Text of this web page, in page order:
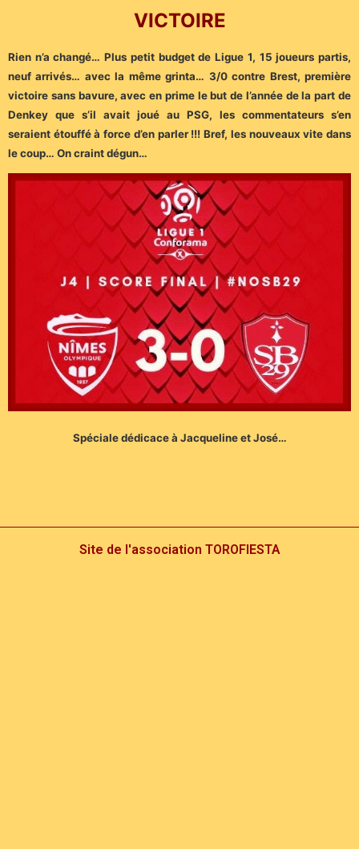
VICTOIRE
Rien n’a changé… Plus petit budget de Ligue 1, 15 joueurs partis,
neuf arrivés… avec la même grinta… 3/0 contre Brest, première
victoire sans bavure, avec en prime le but de l’année de la part de
Denkey que s’il avait joué au PSG, les commentateurs s’en
seraient étouffé à force d’en parler !!! Bref, les nouveaux vite dans
le coup… On craint dégun…
Spéciale dédicace à Jacqueline et José…
Site de l'association TOROFIESTA